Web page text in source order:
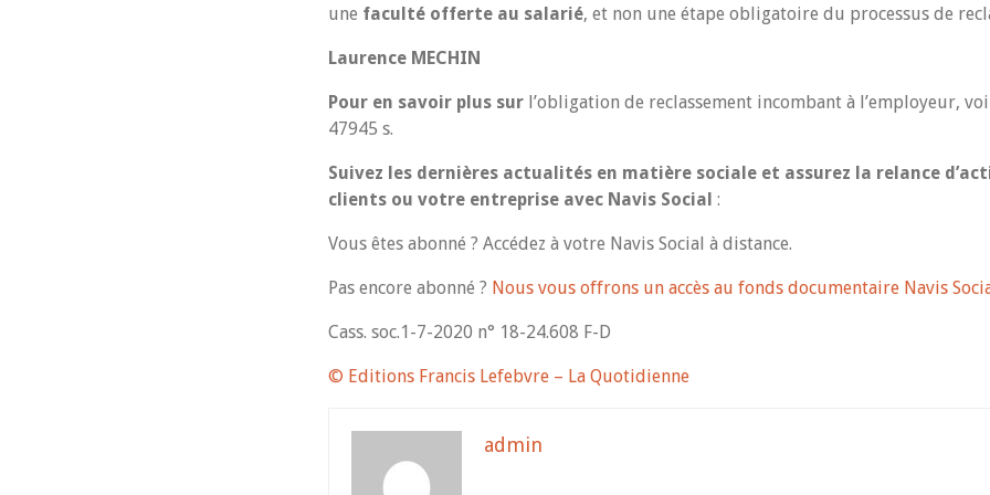
une faculté offerte au salarié, et non une étape obligatoire du processus de
Laurence MECHIN
Pour en savoir plus sur l’obligation de reclassement incombant à l’employeur,
47945 s.
Suivez les dernières actualités en matière sociale et assurez la relance
clients ou votre entreprise avec Navis Social :
Vous êtes abonné ? Accédez à votre Navis Social à distance.
Pas encore abonné ? Nous vous offrons un accès au fonds documentaire Navis
Cass. soc.1-7-2020 n° 18-24.608 F-D
© Editions Francis Lefebvre – La Quotidienne
admin